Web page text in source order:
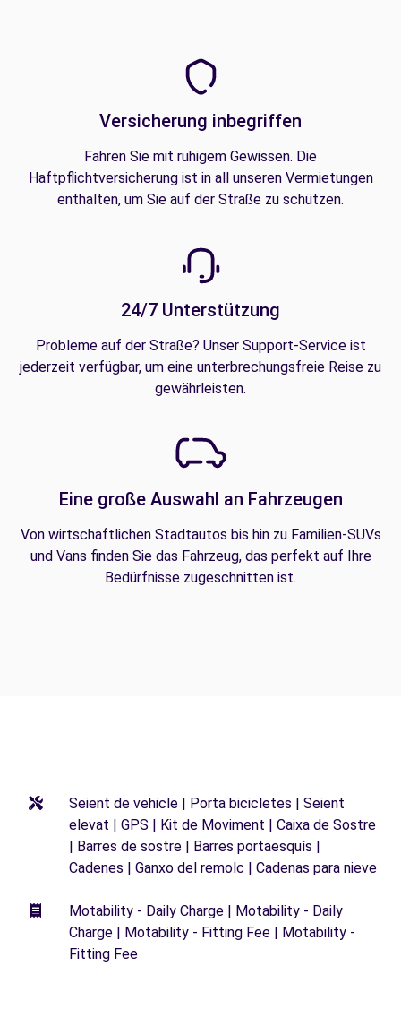
Versicherung inbegriffen
Fahren Sie mit ruhigem Gewissen. Die
Haftpflichtversicherung ist in all unseren Vermietungen
enthalten, um Sie auf der Straße zu schützen.
24/7 Unterstützung
Probleme auf der Straße? Unser Support-Service ist
jederzeit verfügbar, um eine unterbrechungsfreie Reise zu
gewährleisten.
Eine große Auswahl an Fahrzeugen
Von wirtschaftlichen Stadtautos bis hin zu Familien-SUVs
und Vans finden Sie das Fahrzeug, das perfekt auf Ihre
Bedürfnisse zugeschnitten ist.
Seient de vehicle | Porta bicicletes | Seient
elevat | GPS | Kit de Moviment | Caixa de Sostre
| Barres de sostre | Barres portaesquís |
Cadenes | Ganxo del remolc | Cadenas para nieve
Motability - Daily Charge | Motability - Daily
Charge | Motability - Fitting Fee | Motability -
Fitting Fee